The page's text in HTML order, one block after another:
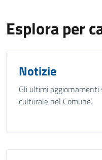
Esplora per
Notizie
Gli ultimi
culturale nel Comune.